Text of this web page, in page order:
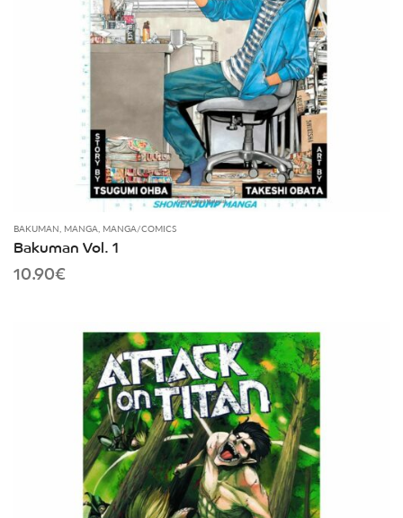
BAKUMAN, MANGA, MANGA/COMICS
Bakuman Vol. 1
10.90€